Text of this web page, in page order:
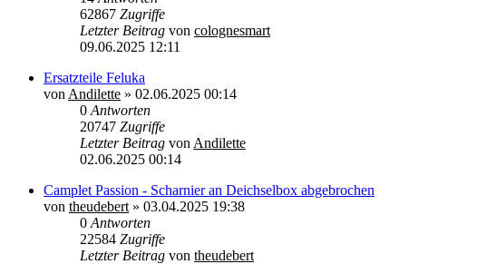
62867 Zugriffe
Letzter Beitrag von colognesmart
09.06.2025 12:11
Ersatzteile Feluka
von Andilette » 02.06.2025 00:14
0 Antworten
20747 Zugriffe
Letzter Beitrag von Andilette
02.06.2025 00:14
Camplet Passion - Scharnier an Deichselbox abgebrochen
von theudebert » 03.04.2025 19:38
0 Antworten
22584 Zugriffe
Letzter Beitrag von theudebert